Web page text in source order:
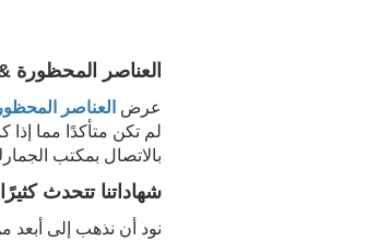
العناصر
عرض العناصر
لم تكن متأكدًا مما
بالاتصال بمكتب
شهاداتنا تتحدث كثيرًا
نود أن نذهب إلى أبعد